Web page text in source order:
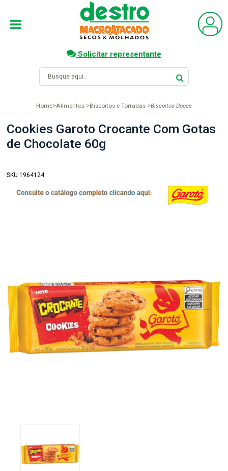
Solicitar representante
Home Alimentos Biscoitos e Torradas Biscoitos Doces
Cookies Garoto Crocante Com Gotas
de Chocolate 60g
SKU 1964124